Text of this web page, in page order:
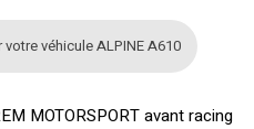
véhicule ALPINE A610
MOTORSPORT avant racing